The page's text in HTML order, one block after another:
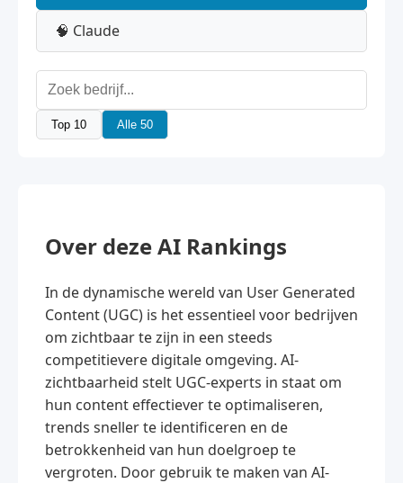
🧠 Claude
Top 10 Alle 50
Over deze AI Rankings
In de dynamische wereld van User Generated
Content (UGC) is het essentieel voor bedrijven
om zichtbaar te zijn in een steeds
competitievere digitale omgeving. AI-
zichtbaarheid stelt UGC-experts in staat om
hun content effectiever te optimaliseren,
trends sneller te identificeren en de
betrokkenheid van hun doelgroep te
vergroten. Door gebruik te maken van AI-